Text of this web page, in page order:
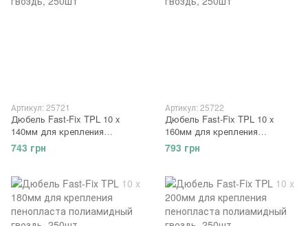
Артикул: 25721
Дюбель Fast-Fix TPL 10 x
140мм для крепления
пенопласта полиамидный
гвоздь, 250шт
743 грн
Артикул: 25722
Дюбель Fast-Fix TPL 10 x
160мм для крепления
пенопласта полиамидный
гвоздь, 250шт
793 грн